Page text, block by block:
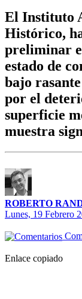
El Instituto
Histórico,
preliminar
estado de
bajo
por el
superficie
muestra
ROBERTO
Lunes, 19 Febrero
Enlace copiado